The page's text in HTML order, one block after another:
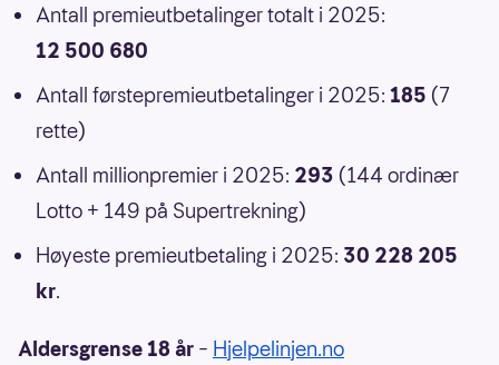
Antall premieutbetalinger totalt i 2025:
12 500 680
Antall førstepremieutbetalinger i 2025: 185 (7
rette)
Antall millionpremier i 2025: 293 (144 ordinær
Lotto + 149 på Supertrekning)
Høyeste premieutbetaling i 2025: 30 228 205
kr.
Aldersgrense 18 år – Hjelpelinjen.no